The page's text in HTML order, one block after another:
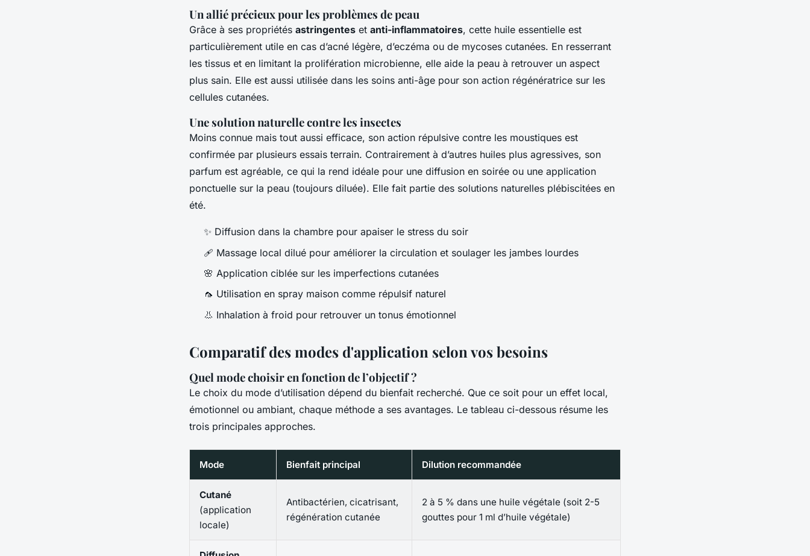
Un allié précieux pour les problèmes de peau
Grâce à ses propriétés astringentes et anti-inflammatoires, cette huile essentielle est
particulièrement utile en cas d’acné légère, d’eczéma ou de mycoses cutanées. En resserrant
les tissus et en limitant la prolifération microbienne, elle aide la peau à retrouver un aspect
plus sain. Elle est aussi utilisée dans les soins anti-âge pour son action régénératrice sur les
cellules cutanées.
Une solution naturelle contre les insectes
Moins connue mais tout aussi efficace, son action répulsive contre les moustiques est
confirmée par plusieurs essais terrain. Contrairement à d’autres huiles plus agressives, son
parfum est agréable, ce qui la rend idéale pour une diffusion en soirée ou une application
ponctuelle sur la peau (toujours diluée). Elle fait partie des solutions naturelles plébiscitées en
été.
✨ Diffusion dans la chambre pour apaiser le stress du soir
🩹 Massage local dilué pour améliorer la circulation et soulager les jambes lourdes
🌸 Application ciblée sur les imperfections cutanées
🦟 Utilisation en spray maison comme répulsif naturel
👃 Inhalation à froid pour retrouver un tonus émotionnel
Comparatif des modes d'application selon vos besoins
Quel mode choisir en fonction de l’objectif ?
Le choix du mode d’utilisation dépend du bienfait recherché. Que ce soit pour un effet local,
émotionnel ou ambiant, chaque méthode a ses avantages. Le tableau ci-dessous résume les
trois principales approches.
Mode Bienfait principal Dilution recommandée
Cutané
(application
locale)
Antibactérien, cicatrisant,
régénération cutanée
2 à 5 % dans une huile végétale (soit 2-5
gouttes pour 1 ml d’huile végétale)